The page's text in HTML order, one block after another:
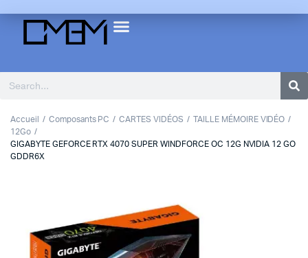
Accueil Composants PC CARTES VIDÉOS
TAILLE MÉMOIRE VIDÉO
12Go
GIGABYTE GEFORCE RTX 4070 SUPER WINDFORCE OC 12G NVIDIA 12 GO
GDDR6X
Previous